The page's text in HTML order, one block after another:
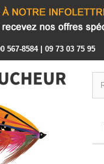
567-8584 | 09 73 03 75 95